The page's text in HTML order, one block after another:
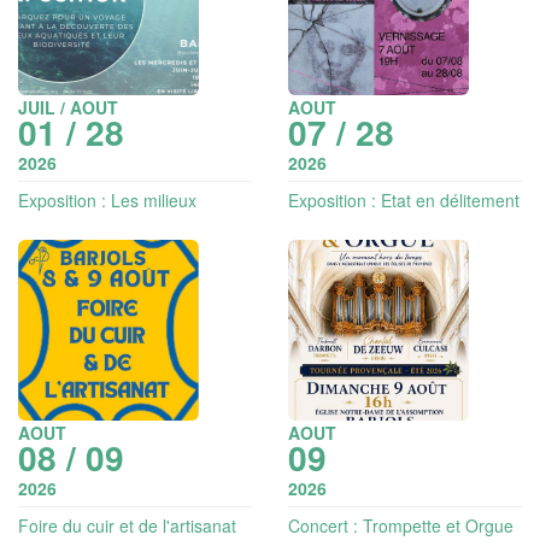
JUIL / AOUT
01 / 28
2026
Exposition : Les milieux
AOUT
07 / 28
2026
Exposition : Etat en délitement
AOUT
08 / 09
2026
Foire du cuir et de l'artisanat
AOUT
09
2026
Concert : Trompette et Orgue